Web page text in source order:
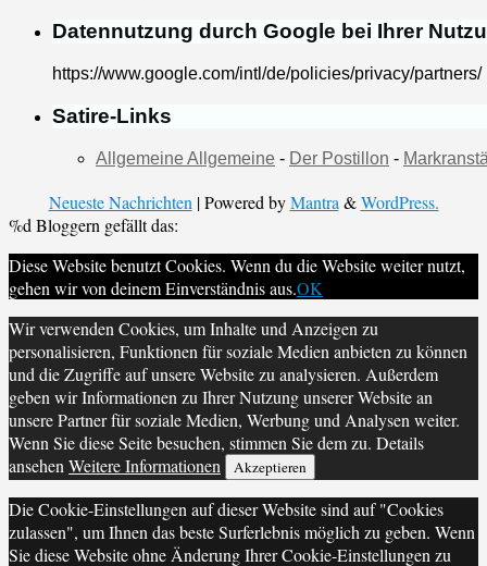
Datennutzung durch Google bei Ihrer
https://www.google.com/intl/de/policies/privacy/partners/
Satire-Links
Allgemeine Allgemeine - Der Postillon -
Neueste Nachrichten | Powered byMantra &WordPress.
%d Bloggern gefällt das:
Diese Website benutzt Cookies. Wenn du die Website weiter nutzt,
gehen wir von deinem Einverständnis aus.OK
Wir verwenden Cookies, um Inhalte und Anzeigen zu
personalisieren, Funktionen für soziale Medien anbieten zu können
und die Zugriffe auf unsere Website zu analysieren. Außerdem
geben wir Informationen zu Ihrer Nutzung unserer Website an
unsere Partner für soziale Medien, Werbung und Analysen weiter.
Wenn Sie diese Seite besuchen, stimmen Sie dem zu. Details
ansehen Weitere Informationen Akzeptieren
Die Cookie-Einstellungen auf dieser Website sind auf "Cookies
zulassen", um Ihnen das beste Surferlebnis möglich zu geben. Wenn
Sie diese Website ohne Änderung Ihrer Cookie-Einstellungen zu